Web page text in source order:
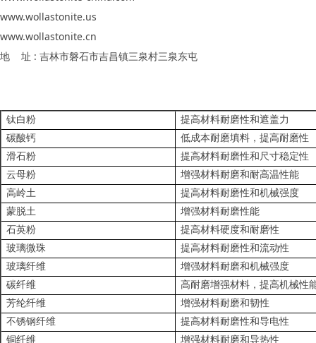
www.wollastonite.us
www.wollastonite.cn
地 址 : 吉林市磐石市吉昌镇三泉村三泉东屯
钛白粉
提高材料耐磨性和遮盖力
碳酸钙
低成本耐磨填料，提高耐磨性
滑石粉
提高材料耐磨性和尺寸稳定性
云母粉
增强材料耐磨和耐高温性能
高岭土
提高材料耐磨性和机械强度
蒙脱土
增强材料耐磨性能
石英粉
提高材料硬度和耐磨性
玻璃微珠
提高材料耐磨性和流动性
玻璃纤维
增强材料耐磨和机械强度
碳纤维
高耐磨增强材料，提高机械性
芳纶纤维
增强材料耐磨和韧性
不锈钢纤维
提高材料耐磨性和导电性
铜纤维
增强材料耐磨和导热性